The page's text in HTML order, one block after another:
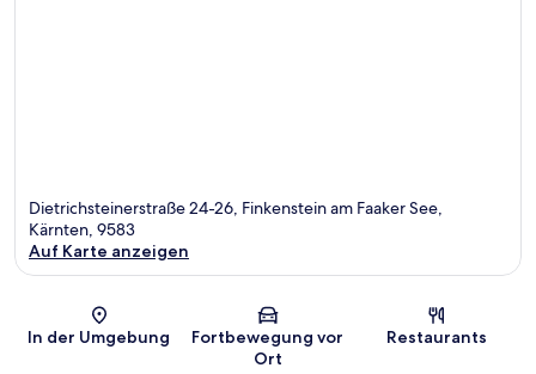
Dietrichsteinerstraße 24-26, Finkenstein am Faaker See,
Kärnten, 9583
Auf Karte anzeigen
In der Umgebung
Fortbewegung vor
Ort
Restaurants